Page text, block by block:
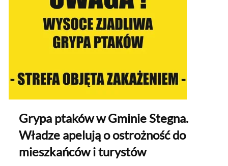
Grypa ptaków w Gminie Stegna.
Władze apelują o ostrożność do
mieszkańców i turystów